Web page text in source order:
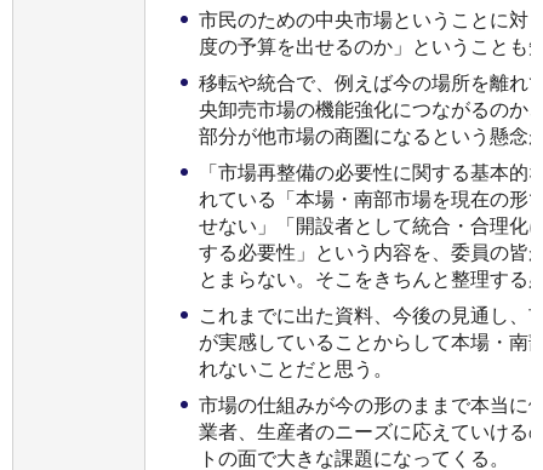
市民のための中央市場ということに対
度の予算を出せるのか」ということも
移転や統合で、例えば今の場所を離れ
央卸売市場の機能強化につながるのか
部分が他市場の商圏になるという懸念
「市場再整備の必要性に関する基本的
れている「本場・南部市場を現在の形
せない」「開設者として統合・合理化
する必要性」という内容を、委員の皆
とまらない。そこをきちんと整理する
これまでに出た資料、今後の見通し、
が実感していることからして本場・南
れないことだと思う。
市場の仕組みが今の形のままで本当に
業者、生産者のニーズに応えていける
トの面で大きな課題になってくる。